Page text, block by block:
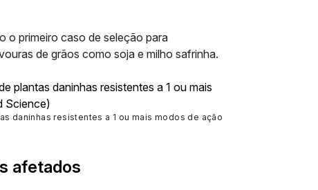
o primeiro caso de seleção para
de grãos como soja e milho safrinha.
daninhas resistentes a 1 ou mais modos de ação
afetados